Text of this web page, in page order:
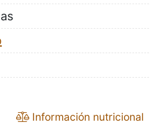
Información nutricional